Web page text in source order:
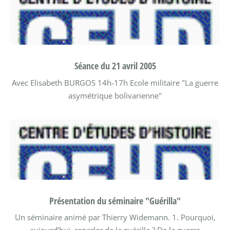
Séance du 21 avril 2005
Avec Elisabeth BURGOS 14h-17h Ecole militaire "La guerre
asymétrique bolivarienne"
Présentation du séminaire "Guérilla"
Un séminaire animé par Thierry Widemann. 1. Pourquoi,